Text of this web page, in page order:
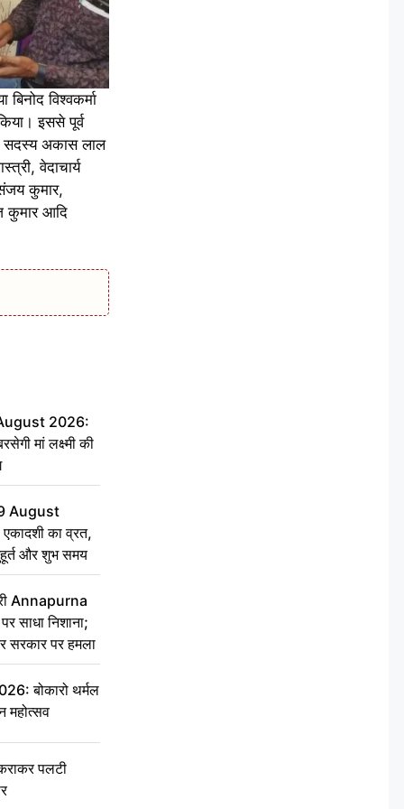
विश्वकर्मा
इससे पूर्व
सदस्य अकास लाल
वेदाचार्य
कुमार,
कुमार आदि
2026:
मां लक्ष्मी की
August
का व्रत,
और शुभ समय
Annapurna
साधा निशाना;
सरकार पर हमला
बोकारो थर्मल
महोत्सव
पलटी